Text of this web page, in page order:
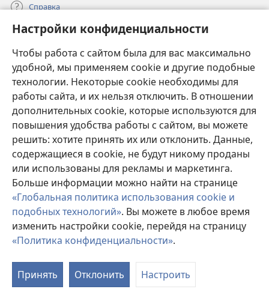
Настройки конфиденциальности
Чтобы работа с сайтом была для вас максимально
удобной, мы применяем cookie и другие подобные
технологии. Некоторые cookie необходимы для
работы сайта, и их нельзя отключить. В отношении
дополнительных cookie, которые используются для
повышения удобства работы с сайтом, вы можете
решить: хотите принять их или отклонить. Данные,
содержащиеся в cookie, не будут никому проданы
или использованы для рекламы и маркетинга.
Больше информации можно найти на странице
«Глобальная политика использования cookie и
подобных технологий». Вы можете в любое время
изменить настройки cookie, перейдя на страницу
«Политика конфиденциальности».
Принять Отклонить Настроить
Справка
Пожертвования
в
новом
окне)
ОНЛАЙН-БИБЛИОТЕКА Сторожевой башни
(открывается
новом
окне)
JW Hub®
(открывается
в
новом
окне)
JW Library ®
Watchtower Library
Copyright© 2026 Watch Tower Bible and Tract Society of Pennsylvania.
УСЛОВИЯ ИСПОЛЬЗОВАНИЯ|ПОЛИТИКА
КОНФИДЕНЦИАЛЬНОСТИ
КОНФИДЕНЦИАЛЬНОСТИ